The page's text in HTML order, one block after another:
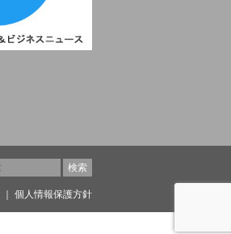
個人情報保護方針